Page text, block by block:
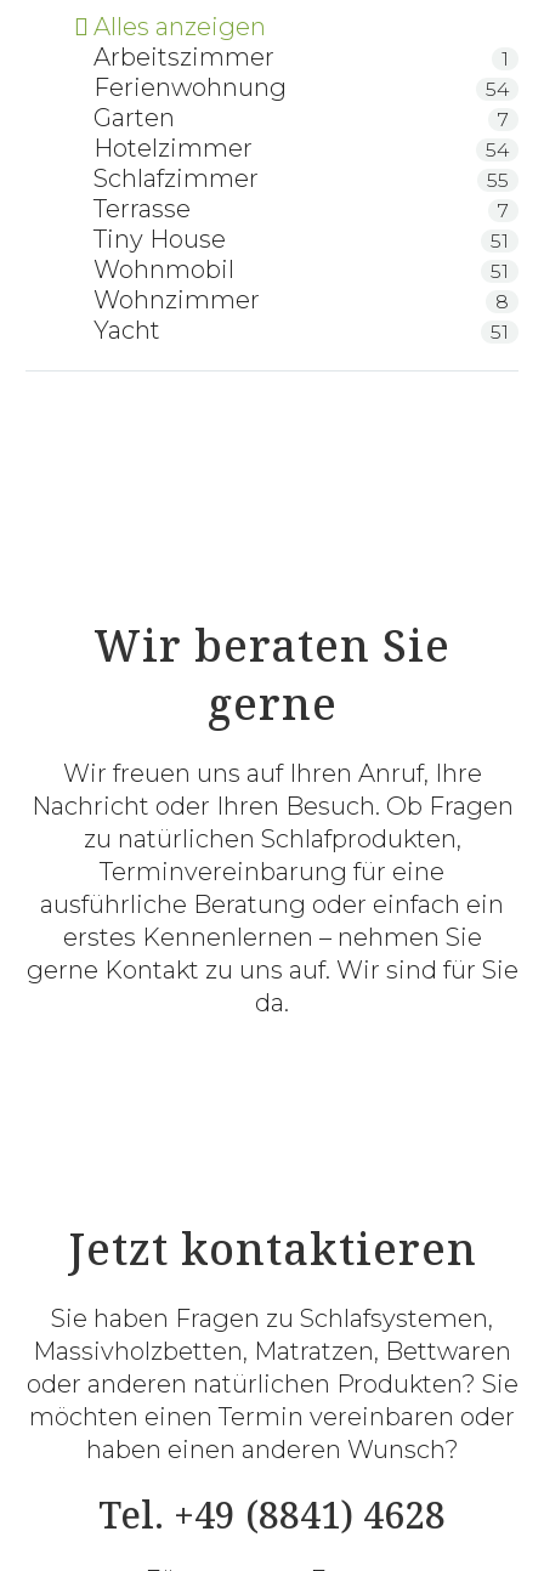
Alles anzeigen
Arbeitszimmer
1
Ferienwohnung 54
Garten 7
Hotelzimmer 54
Schlafzimmer 55
Terrasse 7
Tiny House 51
Wohnmobil 51
Wohnzimmer 8
Yacht 51
Wir beraten Sie
gerne
Wir freuen uns auf Ihren Anruf, Ihre
Nachricht oder Ihren Besuch. Ob Fragen
zu natürlichen Schlafprodukten,
Terminvereinbarung für eine
ausführliche Beratung oder einfach ein
erstes Kennenlernen – nehmen Sie
gerne Kontakt zu uns auf. Wir sind für Sie
da.
Jetzt kontaktieren
Sie haben Fragen zu Schlafsystemen,
Massivholzbetten, Matratzen, Bettwaren
oder anderen natürlichen Produkten? Sie
möchten einen Termin vereinbaren oder
haben einen anderen Wunsch?
Tel. +49 (8841) 4628